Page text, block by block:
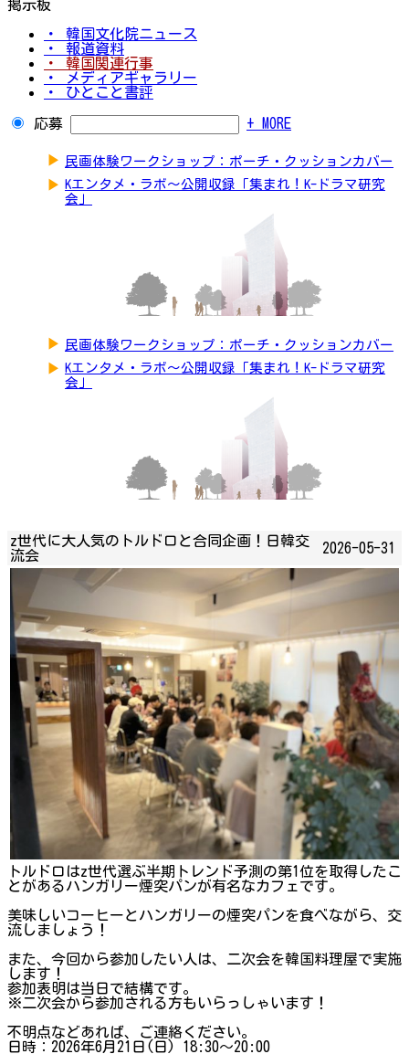
掲示板
・ 韓国文化院ニュース
・ 報道資料
・ 韓国関連行事
・ メディアギャラリー
・ ひとこと書評
応募 + MORE
▶ 民画体験ワークショップ：ポーチ・クッションカバー
▶ Kエンタメ・ラボ～公開収録「集まれ！K-ドラマ研究
会」
▶ 民画体験ワークショップ：ポーチ・クッションカバー
▶ Kエンタメ・ラボ～公開収録「集まれ！K-ドラマ研究
会」
z世代に大人気のトルドロと合同企画！日韓交
流会
2026-05-31
トルドロはz世代選ぶ半期トレンド予測の第1位を取得したこ
とがあるハンガリー煙突パンが有名なカフェです。
美味しいコーヒーとハンガリーの煙突パンを食べながら、交
流しましょう！
また、今回から参加したい人は、二次会を韓国料理屋で実施
します！
参加表明は当日で結構です。
※二次会から参加される方もいらっしゃいます！
不明点などあれば、ご連絡ください。
日時：2026年6月21日(日) 18:30～20:00